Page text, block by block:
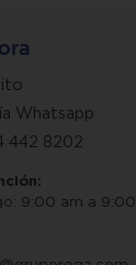
Whatsapp
442 8202
9:00 am a 9:00